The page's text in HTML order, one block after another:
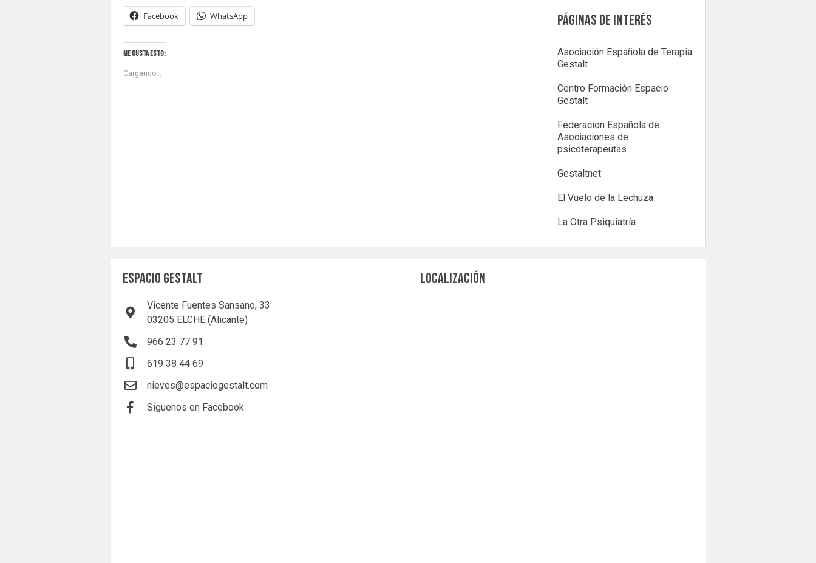
Facebook WhatsApp
Me gusta esto:
Cargando...
Páginas de interés
Asociación Española de Terapia
Gestalt
Centro Formación Espacio
Gestalt
Federacion Española de
Asociaciones de
psicoterapeutas
Gestaltnet
El Vuelo de la Lechuza
La Otra Psiquiatría
ESPACIO GESTALT
Vicente Fuentes Sansano, 33
03205 ELCHE (Alicante)
966 23 77 91
619 38 44 69
nieves@espaciogestalt.com
Síguenos en Facebook
LOCALIZACIÓN